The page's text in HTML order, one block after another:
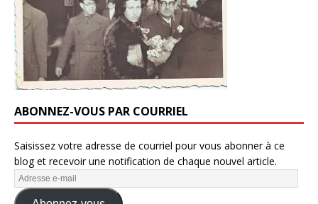
ABONNEZ-VOUS PAR COURRIEL
Saisissez votre adresse de courriel pour vous abonner à ce
blog et recevoir une notification de chaque nouvel article.